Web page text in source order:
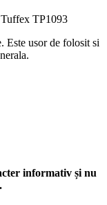
TP1093
Este usor de folosit si
informativ și nu